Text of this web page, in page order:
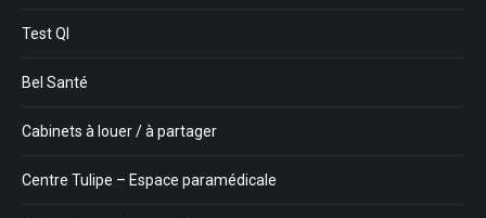
Test QI
Bel Santé
Cabinets à louer / à partager
Centre Tulipe – Espace paramédicale